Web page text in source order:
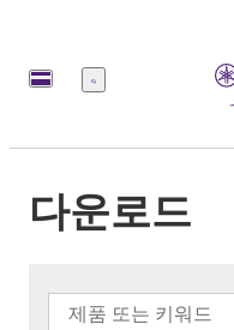
메
다운로드